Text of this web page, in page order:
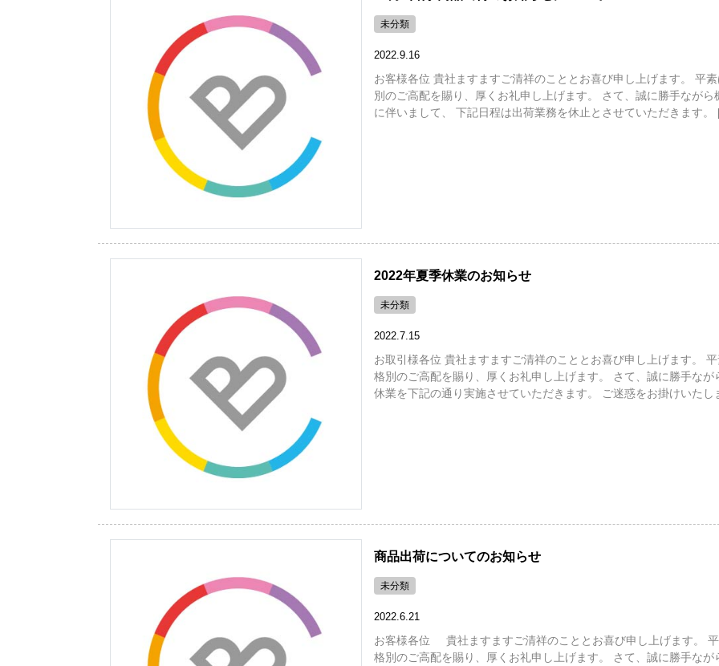
未分類
2022.9.16
お客様各位 貴社ますますご清祥のこととお喜び申し上げます。 平
別のご高配を賜り、厚くお礼申し上げます。 さて、誠に勝手ながら
に伴いまして、 下記日程は出荷業務を休止とさせていただきます
2022年夏季休業のお知らせ
未分類
2022.7.15
お取引様各位 貴社ますますご清祥のこととお喜び申し上げます。
格別のご高配を賜り、厚くお礼申し上げます。 さて、誠に勝手なが
休業を下記の通り実施させていただきます。 ご迷惑をお掛けいた
商品出荷についてのお知らせ
未分類
2022.6.21
お客様各位 貴社ますますご清祥のこととお喜び申し上げます。
格別のご高配を賜り、厚くお礼申し上げます。 さて、誠に勝手なが